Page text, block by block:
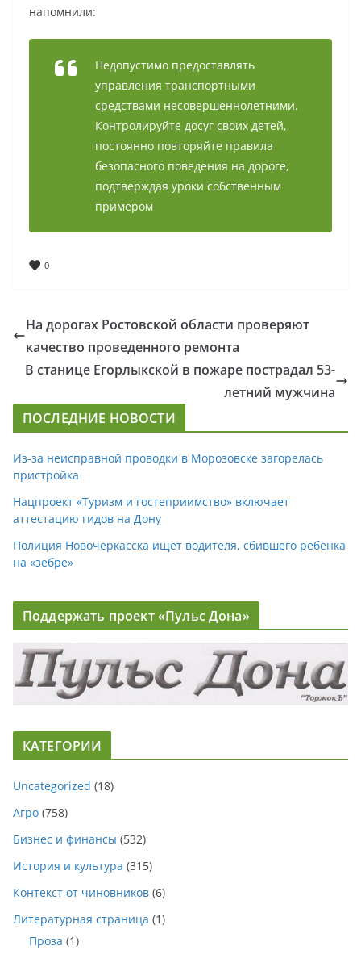
напомнили:
Недопустимо предоставлять
управления транспортными
средствами несовершеннолетними.
Контролируйте досуг своих детей,
постоянно повторяйте правила
безопасного поведения на дороге,
подтверждая уроки собственным
примером
0
На дорогах Ростовской области проверяют
качество проведенного ремонта
В станице Егорлыкской в пожаре пострадал 53-
летний мужчина
ПОСЛЕДНИЕ НОВОСТИ
Из-за неисправной проводки в Морозовске загорелась
пристройка
Нацпроект «Туризм и гостеприимство» включает
аттестацию гидов на Дону
Полиция Новочеркасска ищет водителя, сбившего ребенка
на «зебре»
Поддержать проект «Пульс Дона»
КАТЕГОРИИ
Uncategorized (18)
Агро (758)
Бизнес и финансы (532)
История и культура (315)
Контекст от чиновников (6)
Литературная страница (1)
Проза (1)